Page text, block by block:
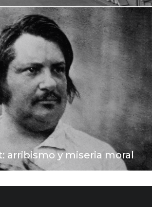
arribismo y miseria moral